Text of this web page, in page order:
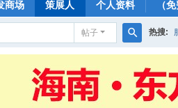
商场 策展人 个人资料 （
帖子
搜
索
热搜: